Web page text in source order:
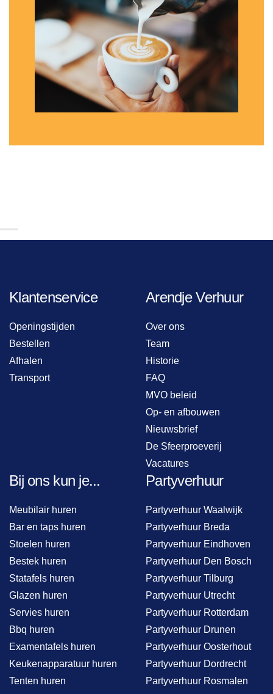
Klantenservice
Openingstijden
Bestellen
Afhalen
Transport
Arendje Verhuur
Over ons
Team
Historie
FAQ
MVO beleid
Op- en afbouwen
Nieuwsbrief
De Sfeerproeverij
Vacatures
Bij ons kun je...
Meubilair huren
Bar en taps huren
Stoelen huren
Bestek huren
Statafels huren
Glazen huren
Servies huren
Bbq huren
Examentafels huren
Keukenapparatuur huren
Tenten huren
Partyverhuur
Partyverhuur Waalwijk
Partyverhuur Breda
Partyverhuur Eindhoven
Partyverhuur Den Bosch
Partyverhuur Tilburg
Partyverhuur Utrecht
Partyverhuur Rotterdam
Partyverhuur Drunen
Partyverhuur Oosterhout
Partyverhuur Dordrecht
Partyverhuur Rosmalen